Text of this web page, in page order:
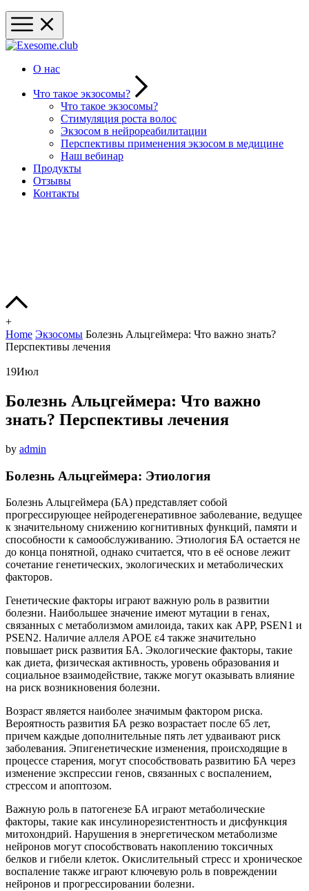
О нас
Что такое экзосомы?
Что такое экзосомы?
Стимуляция роста волос
Экзосом в нейрореабилитации
Перспективы применения экзосом в медицине
Наш вебинар
Продукты
Отзывы
Контакты
+
Home Экзосомы Болезнь Альцгеймера: Что важно знать?
Перспективы лечения
19Июл
Болезнь Альцгеймера: Что важно
знать? Перспективы лечения
by admin
Болезнь Альцгеймера: Этиология
Болезнь Альцгеймера (БА) представляет собой
прогрессирующее нейродегенеративное заболевание, ведущее
к значительному снижению когнитивных функций, памяти и
способности к самообслуживанию. Этиология БА остается не
до конца понятной, однако считается, что в её основе лежит
сочетание генетических, экологических и метаболических
факторов.
Генетические факторы играют важную роль в развитии
болезни. Наибольшее значение имеют мутации в генах,
связанных с метаболизмом амилоида, таких как APP, PSEN1 и
PSEN2. Наличие аллеля APOE ε4 также значительно
повышает риск развития БА. Экологические факторы, такие
как диета, физическая активность, уровень образования и
социальное взаимодействие, также могут оказывать влияние
на риск возникновения болезни.
Возраст является наиболее значимым фактором риска.
Вероятность развития БА резко возрастает после 65 лет,
причем каждые дополнительные пять лет удваивают риск
заболевания. Эпигенетические изменения, происходящие в
процессе старения, могут способствовать развитию БА через
изменение экспрессии генов, связанных с воспалением,
стрессом и апоптозом.
Важную роль в патогенезе БА играют метаболические
факторы, такие как инсулинорезистентность и дисфункция
митохондрий. Нарушения в энергетическом метаболизме
нейронов могут способствовать накоплению токсичных
белков и гибели клеток. Окислительный стресс и хроническое
воспаление также играют ключевую роль в повреждении
нейронов и прогрессировании болезни.